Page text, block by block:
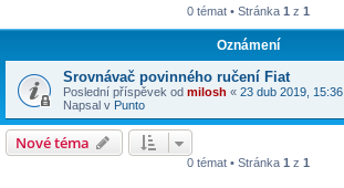
0 témat • Stránka 1 z 1
Oznámení
Srovnávač povinného ručení Fiat
Poslední příspěvek od milosh « 23 dub 2019, 15:36
Napsal v Punto
Nové téma
0 témat • Stránka 1 z 1